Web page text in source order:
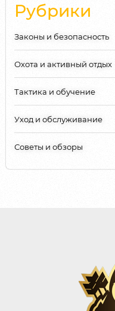
Рубрики
Законы и безопасность
Охота и активный отдых
Тактика и обучение
Уход и обслуживание
Советы и обзоры